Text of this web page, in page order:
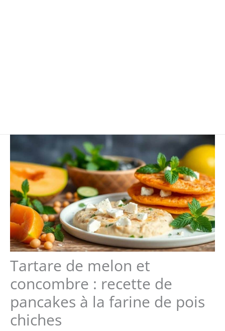
Tartare de melon et
concombre : recette de
pancakes à la farine de pois
chiches